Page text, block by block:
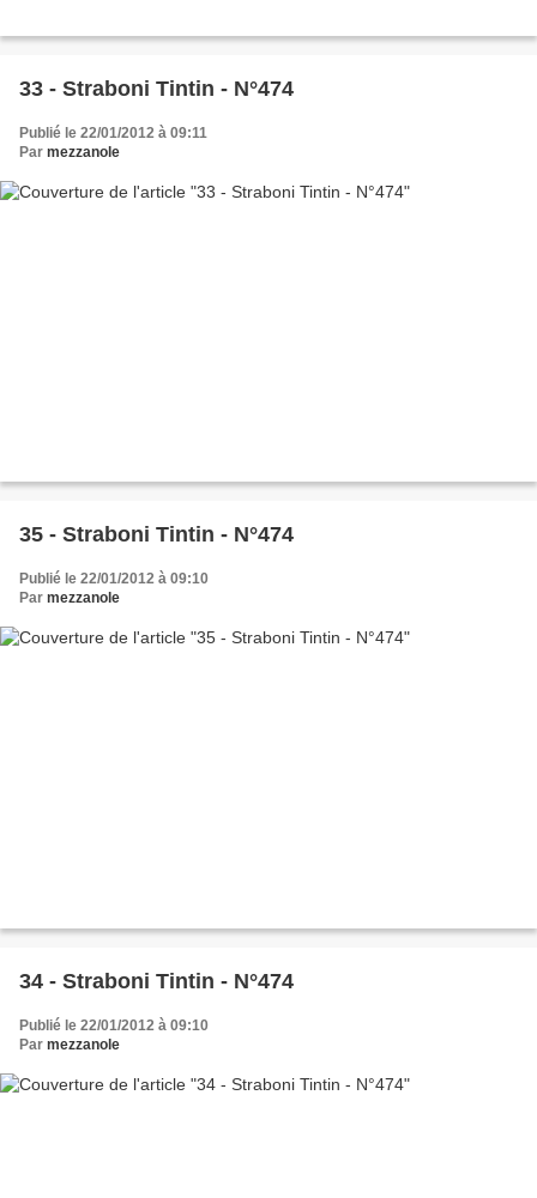
33 - Straboni Tintin - N°474
Publié le 22/01/2012 à 09:11
Par mezzanole
35 - Straboni Tintin - N°474
Publié le 22/01/2012 à 09:10
Par mezzanole
34 - Straboni Tintin - N°474
Publié le 22/01/2012 à 09:10
Par mezzanole